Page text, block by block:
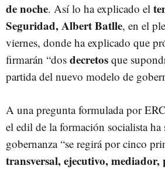
de noche. Así lo ha explicado el
Seguridad, Albert Batlle, en el
viernes, donde ha explicado que
firmarán “dos decretos que
partida del nuevo modelo de
A una pregunta formulada por
el edil de la formación socialista ha
gobernanza “se regirá por cinco
transversal, ejecutivo, mediador,